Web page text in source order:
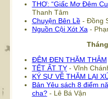
THƠ: “Giấc Mơ Đêm
Thanh Tâm
Chuyện Bên Lề- Đồng
Nguồn Cội Xót Xa -
ĐÊM ĐEN THĂM THẲM
TẾT ẤT TỴ- Vĩnh
KÝ SỰ VỀ THĂM LẠI
Bản Yêu sách 8 điểm
cha?- Lê Bá Vận